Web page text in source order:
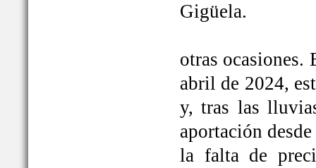
Gigüela.
otras ocasiones.
abril de 2024,
y, tras las
aportación
la falta de